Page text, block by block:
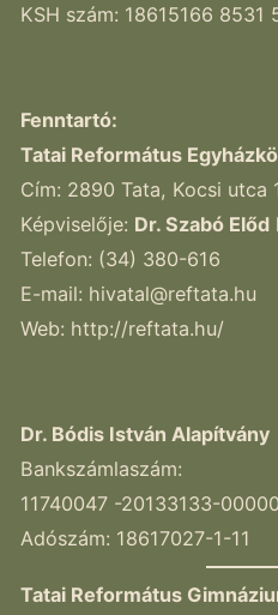
KSH szám: 18615166 8531
Fenntartó:
Tatai Református
Cím: 2890 Tata, Kocsi utca
Képviselője: Dr. Szabó Előd
Telefon: (34) 380-616
E-mail: hivatal@reftata.hu
Web: http://reftata.hu/
Dr. Bódis István Alapítvány
Bankszámlaszám:
11740047 -20133133-
Adószám: 18617027-1-11
Tatai Református